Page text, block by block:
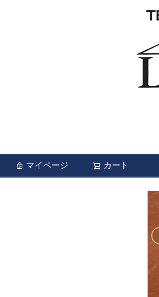
マイページ カート